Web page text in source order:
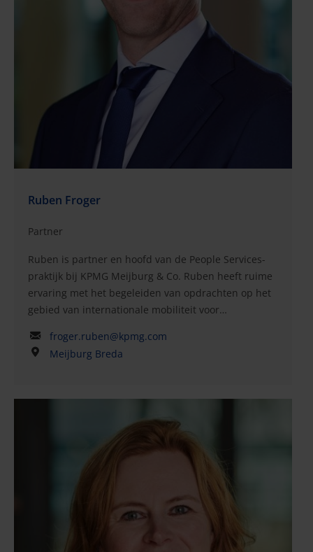
Ruben Froger
Partner
Ruben is partner en hoofd van de People Services-
praktijk bij KPMG Meijburg & Co. Ruben heeft ruime
ervaring met het begeleiden van opdrachten op het
gebied van internationale mobiliteit voor
uitgevoerd of gecoördineerd als die vanuit het
buitenland naar Nederland zijn verwezen. Tijdens
geleverd aan uiteenlopende klanten die opereren in
allerlei sectoren en bedrijfstakken, waaronder de
financiële sector en de sectoren chemie, energie,
maakindustrie, elektronica en auto-industrie. Ruben
heeft uitgebreide ervaring met het verstrekken van
advies over complexe fiscale en
socialezekerheidskwesties met betrekking tot
grensoverschrijdende arbeid. Hij helpt bedrijven ook
froger.ruben@kpmg.com
Meijburg Breda